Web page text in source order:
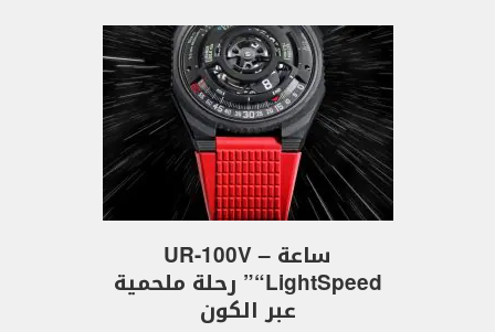
ساعة UR-100V –
“LightSpeed” رحلة ملحمية
عبر الكون